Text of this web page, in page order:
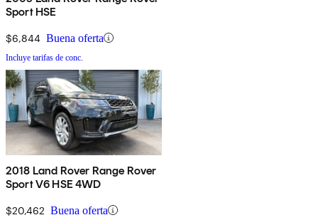
Sport HSE
$6,844 Buena oferta
Incluye tarifas de conc.
2018 Land Rover Range Rover
Sport V6 HSE 4WD
$20,462 Buena oferta